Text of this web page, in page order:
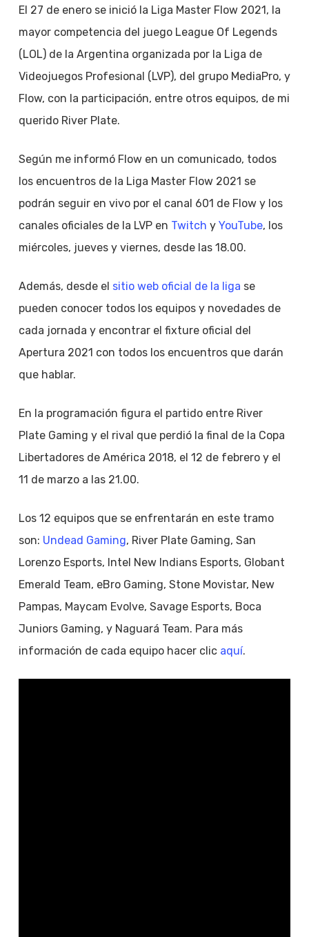
El 27 de enero se inició la Liga Master Flow 2021, la
mayor competencia del juego League Of Legends
(LOL) de la Argentina organizada por la Liga de
Videojuegos Profesional (LVP), del grupo MediaPro, y
Flow, con la participación, entre otros equipos, de mi
querido River Plate.
Según me informó Flow en un comunicado, todos
los encuentros de la Liga Master Flow 2021 se
podrán seguir en vivo por el canal 601 de Flow y los
canales oficiales de la LVP en Twitch y YouTube, los
miércoles, jueves y viernes, desde las 18.00.
Además, desde el sitio web oficial de la liga se
pueden conocer todos los equipos y novedades de
cada jornada y encontrar el fixture oficial del
Apertura 2021 con todos los encuentros que darán
que hablar.
En la programación figura el partido entre River
Plate Gaming y el rival que perdió la final de la Copa
Libertadores de América 2018, el 12 de febrero y el
11 de marzo a las 21.00.
Los 12 equipos que se enfrentarán en este tramo
son: Undead Gaming, River Plate Gaming, San
Lorenzo Esports, Intel New Indians Esports, Globant
Emerald Team, eBro Gaming, Stone Movistar, New
Pampas, Maycam Evolve, Savage Esports, Boca
Juniors Gaming, y Naguará Team. Para más
información de cada equipo hacer clic aquí.